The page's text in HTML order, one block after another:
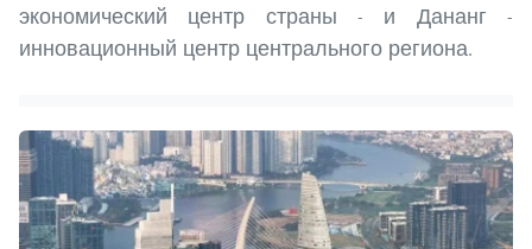
экономический центр страны - и Дананг -
инновационный центр центрального региона.